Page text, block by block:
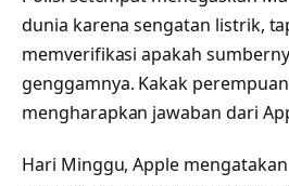
dunia karena sengatan listrik,
memverifikasi apakah
genggamnya. Kakak
mengharapkan jawaban dari
Hari Minggu, Apple